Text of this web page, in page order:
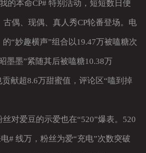
的本命CP# 特别活动，短短数日便
古偶、现偶、真人秀CP轮番登场。电
“妙趣横声”组合以19.47万被嗑糖次
墨墨”紧随其后被嗑糖10.38万
贡献超8.6万甜蜜值，评论区“嗑到掉
爱豆的示爱也在“520”爆表。520
# 线万，粉丝为爱“充电”次数突破